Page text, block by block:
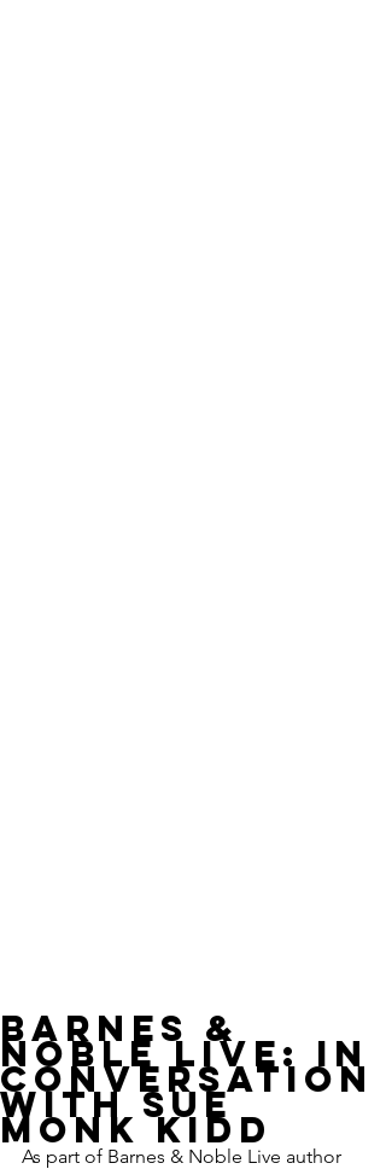
Barnes &
Noble Live: In
Conversation
with Sue
Monk Kidd
As part of Barnes & Noble Live author